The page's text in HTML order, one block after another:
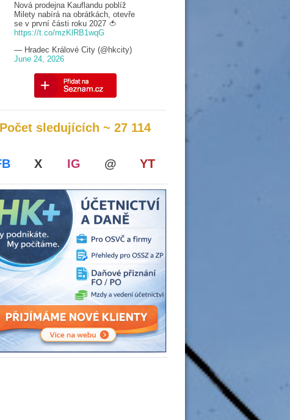
Nová prodejna Kauflandu poblíž
Milety nabírá na obrátkách, otevře
se v první části roku 2027 🍅
https://t.co/mzKlRB1wqG
— Hradec Králové City (@hkcity)
June 24, 2026
Počet sledujících ~ 27 114
X IG @ YT